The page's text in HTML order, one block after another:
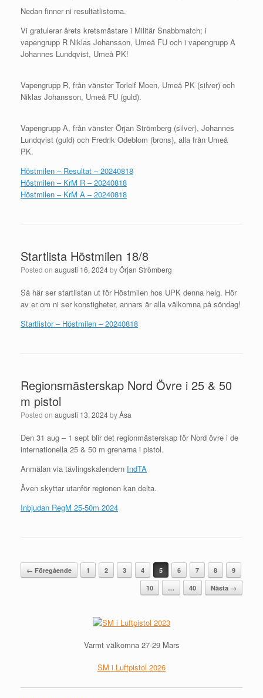
Nedan finner ni resultatlistorna.
Vi gratulerar årets kretsmästare i Militär Snabbmatch; i
vapengrupp R Niklas Johansson, Umeå FU och i vapengrupp A
Johannes Lundqvist, Umeå PK!
Vapengrupp R, från vänster Torleif Moen, Umeå PK (silver) och
Niklas Johansson, Umeå FU (guld).
Vapengrupp A, från vänster Örjan Strömberg (silver), Johannes
Lundqvist (guld) och Fredrik Odeblom (brons), alla från Umeå
PK.
Höstmilen – Resultat – 20240818
Höstmilen – KrM R – 20240818
Höstmilen – KrM A – 20240818
Startlista Höstmilen 18/8
Posted on augusti 16, 2024byÖrjan Strömberg
Så här ser startlistan ut för Höstmilen hos UPK denna helg. Hör
av er om ni ser konstigheter, annars är alla välkomna på söndag!
Startlistor – Höstmilen – 20240818
Regionsmästerskap Nord Övre i 25 & 50
m pistol
Posted on augusti 13, 2024byÅsa
Den 31 aug – 1 sept blir det regionmästerskap för Nord övre i de
internationella 25 & 50 m grenarna i pistol.
Anmälan via tävlingskalendern IndTA
Även skyttar utanför regionen kan delta.
Inbjudan RegM 25-50m 2024
Post navigation
← Föregående 1 2 3 4 5 6 7 8
9
10
… 40 Nästa →
Varmt välkomna 27-29 Mars
SM i Luftpistol 2026